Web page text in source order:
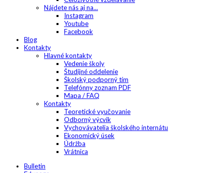
Nájdete nás aj na...
Instagram
Youtube
Facebook
Blog
Kontakty
Hlavné kontakty
Vedenie školy
Študijné oddelenie
Školský podporný tím
Telefónny zoznam PDF
Mapa / FAQ
Kontakty
Teoretické vyučovanie
Odborný výcvik
Vychovávatelia školského internátu
Ekonomický úsek
Údržba
Vrátnica
Bulletin